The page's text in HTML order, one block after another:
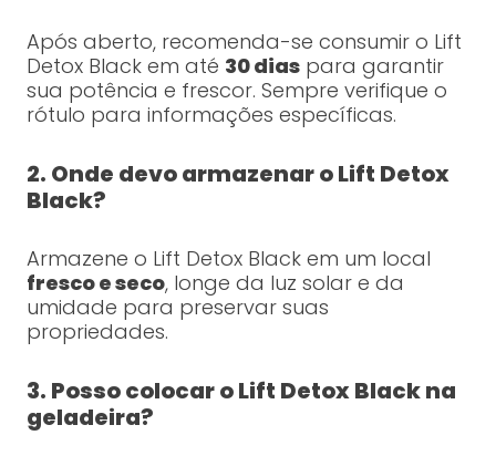
Após aberto, recomenda-se consumir o Lift
Detox Black em até 30 diaspara garantir
sua potência e frescor. Sempre verifique o
rótulo para informações específicas.
2. Onde devo armazenar o Lift Detox
Black?
Armazene o Lift Detox Black em um local
fresco e seco, longe da luz solar e da
umidade para preservar suas
propriedades.
3. Posso colocar o Lift Detox Black na
geladeira?